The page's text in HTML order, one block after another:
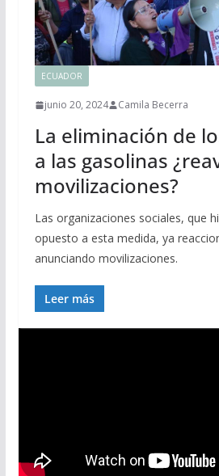
ECUADOR
junio 20, 2024 Camila Becerra
La eliminación de
a las gasolinas
movilizaciones?
Las organizaciones sociales, que
opuesto a esta medida, ya
anunciando movilizaciones.
Leer más